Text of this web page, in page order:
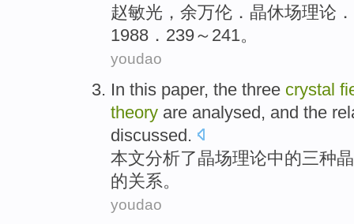
赵敏光 ， 余万伦 ．晶休场理论 ．
1988．239～241。
youdao
In this paper, the three crystal
theory are analysed, and the
discussed.
本文分析了晶场理论中的三种
的关系。
youdao